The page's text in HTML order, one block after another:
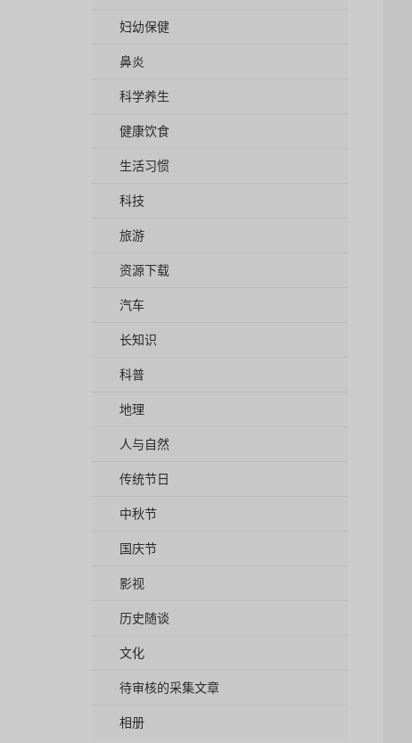
妇幼保健
鼻炎
科学养生
健康饮食
生活习惯
科技
旅游
资源下载
汽车
长知识
科普
地理
人与自然
传统节日
中秋节
国庆节
影视
历史随谈
文化
待审核的采集文章
相册